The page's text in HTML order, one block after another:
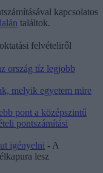
kapcsolatos
találtok.
felvételiről
ország tíz legjobb
melyik egyetem mire
pont a középszintű
pontszámítási
igényelni - A
lesz